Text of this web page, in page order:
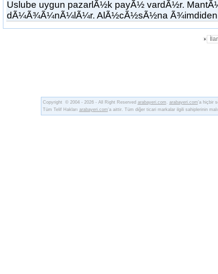
Uslube uygun pazarlÃ½k payÃ½ vardÃ½r.
dÃ¼Ã¾Ã¼nÃ¼lÃ¼r. AlÃ½cÃ½sÃ½na
Copyright © 2004 - 2026 - All Right Reserved arabayeri.com . arabayeri.com'a hiçbir
Tüm Telif Hakları arabayeri.com'a aittir. Tüm diğer ticari markalar ilgili sahiplerinin